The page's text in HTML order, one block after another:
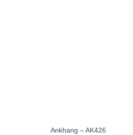
Ankhang – AK426